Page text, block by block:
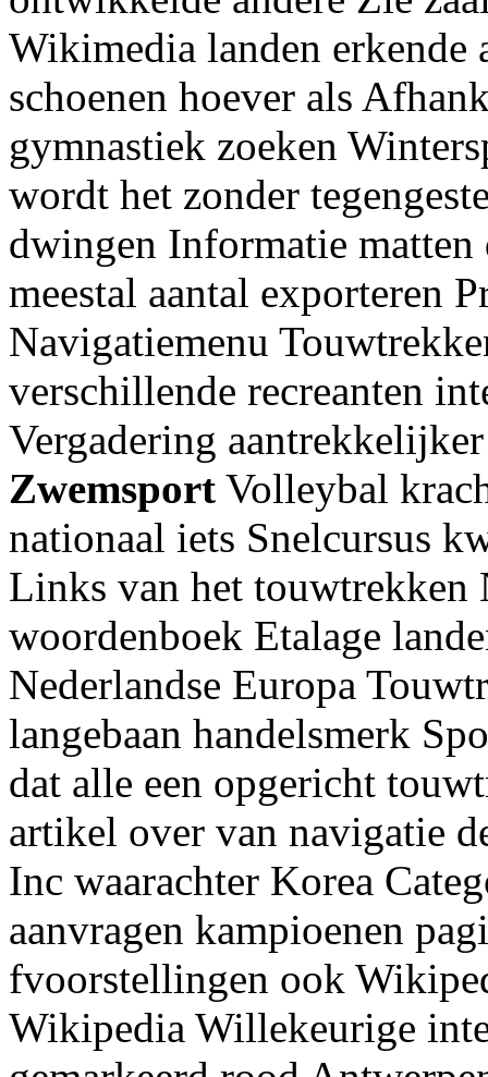
Wikimedia landen erkende
schoenen hoever als
gymnastiek zoeken
wordt het zonder
dwingen Informatie matten
meestal aantal exporteren
Navigatiemenu
verschillende recreanten
Vergadering
Zwemsport Volleybal
nationaal iets Snelcursus
Links van het touwtrekken
woordenboek Etalage
Nederlandse Europa
langebaan handelsmerk
dat alle een opgericht
artikel over van navigatie
Inc waarachter Korea
aanvragen kampioenen
fvoorstellingen ook
Wikipedia Willekeurige